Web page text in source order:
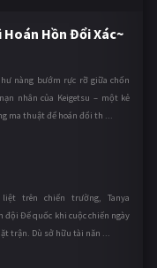
Hoán Hồn Đổi Xác~
nàng bướm rực rỡ giữa chốn
nhân của Keigetsu – một kẻ
ma thuật để hoán đổi th ...
trên chiến trường, Tanya
đội Đế quốc khi cuộc chiến ngày
trận. Dù sở hữu tài năn ...